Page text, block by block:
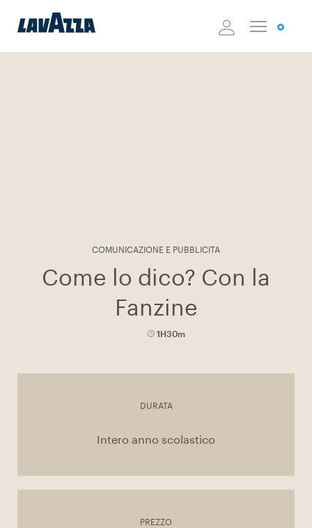
COMUNICAZIONE E PUBBLICITA
Come lo dico? Con la
Fanzine
1H30m
DURATA
Intero anno scolastico
PREZZO